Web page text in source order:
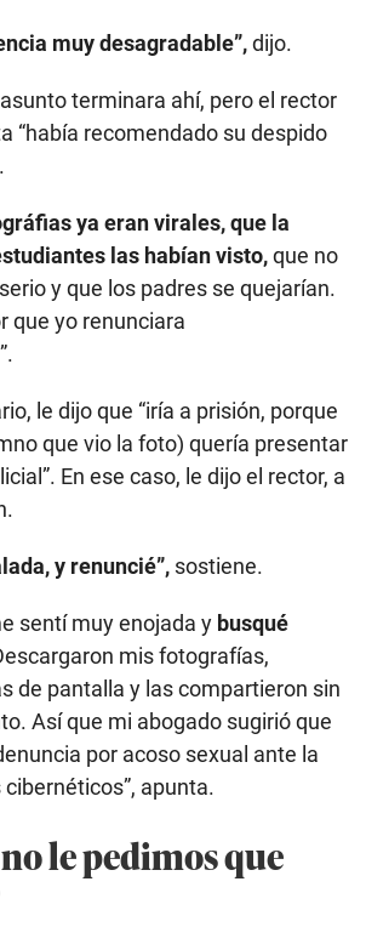
muy desagradable”,dijo.
terminara ahí, pero el rector
“había recomendado su despido
ya eran virales, que la
las habían visto,que no
y que los padres se quejarían.
que yo renunciara
le dijo que “iría a prisión, porque
que vio la foto) quería presentar
En ese caso, le dijo el rector, a
y renuncié”, sostiene.
sentí muy enojada y busqué
mis fotografías,
de pantalla y las compartieron sin
Así que mi abogado sugirió que
por acoso sexual ante la
apunta.
le pedimos que